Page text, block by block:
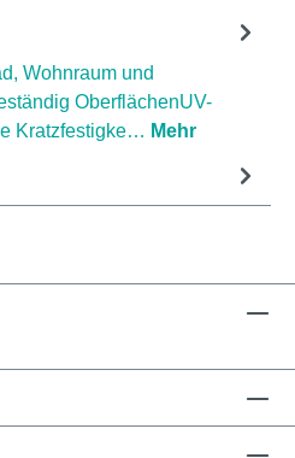
Wohnraum und
OberflächenUV-
Kratzfestigke… Mehr